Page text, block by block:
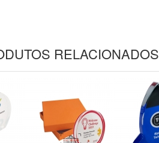
RELACIONADOS